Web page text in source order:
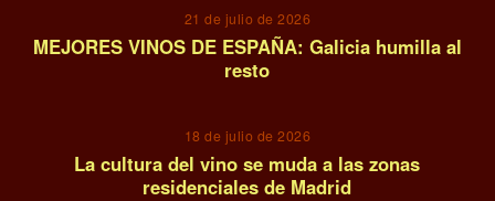
21 de julio de 2026
MEJORES VINOS DE ESPAÑA: Galicia humilla al
resto
18 de julio de 2026
La cultura del vino se muda a las zonas
residenciales de Madrid